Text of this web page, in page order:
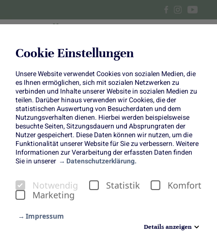
Cookie Einstellungen
Unsere Website verwendet Cookies von sozialen Medien, die
es Ihnen ermöglichen, sich mit sozialen Netzwerken zu
verbinden und Inhalte unserer Website in sozialen Medien zu
teilen. Darüber hinaus verwenden wir Cookies, die der
statistischen Auswertung von Besucherdaten und dem
Nutzungsverhalten dienen. Hierbei werden beispielsweise
besuchte Seiten, Sitzungsdauern und Absprungraten der
Nutzer gespeichert. Diese Daten können wir nutzen, um die
Funktionalität unserer Website für Sie zu verbessern. Weitere
Informationen zur Verarbeitung der erfassten Daten finden
Sie in unserer
Datenschutzerklärung.
Notwendig Statistik
Komfort
Marketing
Impressum
Details anzeigen
Das sind "1000 gute Gründe" Blumen und Pflanzen, Obst
und Gemüse – sie bereichern das Leben aller Menschen.
Das ist unsere tiefe Überzeugung und der starke Antrieb
für unser Engagement. Wir möchten immer mehr
Menschen Lust auf Blumen, Pflanzen, Obst und Gemüse
machen.